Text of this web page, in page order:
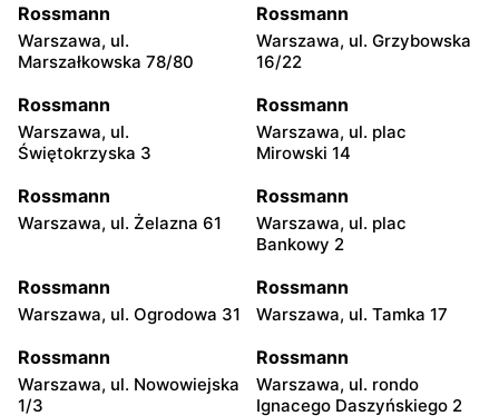
Rossmann
Warszawa, ul.
Marszałkowska 78/80
Rossmann
Warszawa, ul. Grzybowska
16/22
Rossmann
Warszawa, ul.
Świętokrzyska 3
Rossmann
Warszawa, ul. plac
Mirowski 14
Rossmann
Warszawa, ul. Żelazna 61
Rossmann
Warszawa, ul. plac
Bankowy 2
Rossmann
Warszawa, ul. Ogrodowa 31
Rossmann
Warszawa, ul. Tamka 17
Rossmann
Warszawa, ul. Nowowiejska
1/3
Rossmann
Warszawa, ul. rondo
Ignacego Daszyńskiego 2